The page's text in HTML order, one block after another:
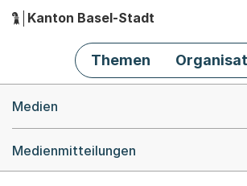
Hauptnavigation
Kanton Basel-Stadt
Themen
Medien
Medienmitteilungen